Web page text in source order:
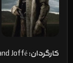
کارگردان:Joffé